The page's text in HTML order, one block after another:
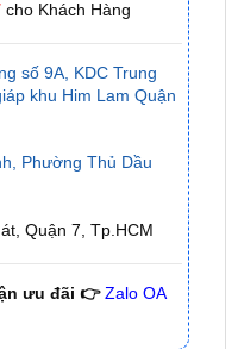
số 9A, KDC Trung
Phường Thủ Dầu
Quận 7, Tp.HCM
ưu đãi 👉 Zalo OA